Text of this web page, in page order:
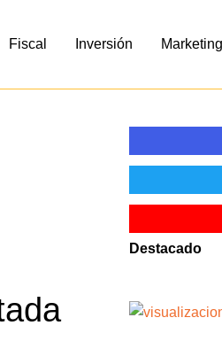
Fiscal Inversión Marketing
Destacado